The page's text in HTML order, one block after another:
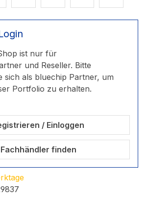
ist nur für
und Reseller. Bitte
sich als bluechip Partner, um
Portfolio zu erhalten.
/ Einloggen
Fachhändler finden